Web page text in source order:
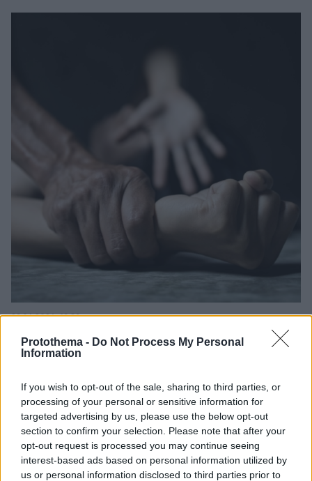
Protothema - Do Not Process My Personal
Information
If you wish to opt-out of the sale, sharing to third parties, or
processing of your personal or sensitive information for
targeted advertising by us, please use the below opt-out
section to confirm your selection. Please note that after your
opt-out request is processed you may continue seeing
interest-based ads based on personal information utilized by
us or personal information disclosed to third parties prior to
«Σκάσε, ησύχασε, σε έχω»: Σχεδόν τυφλός 40χρονος
κατηγορείται ότι δολοφόνησε δύο ιερόδουλες και βίασε
άλλη μια στη Βρετανία
Ο Σάιμον Λέβι ο οποίος είναι μερικώς τυφλός
φέρεται να στοχοποιούσε ευάλωτες γυναίκες, κυρίως
ιερόδουλες, σε διάστημα οκτώ μηνών στο Λονδίνο το
2025
29.06.2026, 19:39